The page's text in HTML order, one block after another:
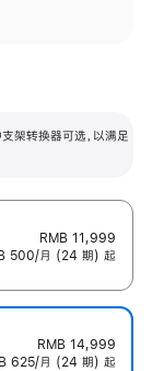
架转换器可选，以满足
RMB 11,999
500/月 (24 期) 起
RMB 14,999
625/月 (24 期) 起